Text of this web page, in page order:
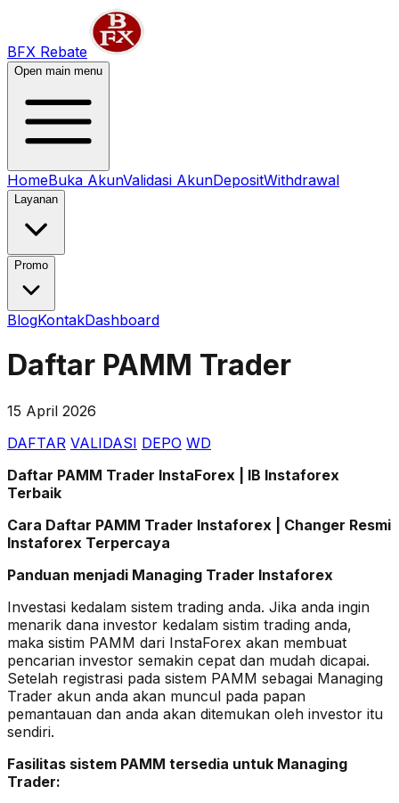
BFX Rebate
Open main menu
HomeBuka AkunValidasi AkunDepositWithdrawal
Layanan
Promo
BlogKontakDashboard
Daftar PAMM Trader
15 April 2026
DAFTAR VALIDASI DEPO WD
Daftar PAMM Trader InstaForex | IB Instaforex
Terbaik
Cara Daftar PAMM Trader Instaforex | Changer Resmi
Instaforex Terpercaya
Panduan menjadi Managing Trader Instaforex
Investasi kedalam sistem trading anda. Jika anda ingin
menarik dana investor kedalam sistim trading anda,
maka sistim PAMM dari InstaForex akan membuat
pencarian investor semakin cepat dan mudah dicapai.
Setelah registrasi pada sistem PAMM sebagai Managing
Trader akun anda akan muncul pada papan
pemantauan dan anda akan ditemukan oleh investor itu
sendiri.
Fasilitas sistem PAMM tersedia untuk Managing
Trader: